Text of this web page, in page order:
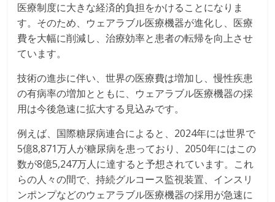
医療制度に大きな経済的負担をかけることになりま
す。そのため、ウェアラブル医療機器が進化し、医療
費を大幅に削減し、治療効率と患者の転帰を向上させ
ています。
技術の進歩に伴い、世界の医療費は増加し、慢性疾患
の有病率の増加とともに、ウェアラブル医療機器の採
用は今後急速に拡大する見込みです。
例えば、国際糖尿病連合によると、2024年には世界で
5億8,871万人が糖尿病を患っており、2050年にはこの
数が8億5,247万人に達すると予想されています。これ
らの人々の間で、持続グルコース監視装置、インスリ
ンポンプなどのウェアラブル医療機器の採用が急速に